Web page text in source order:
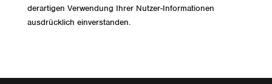
derartigen Verwendung Ihrer Nutzer-Informationen
ausdrücklich einverstanden.